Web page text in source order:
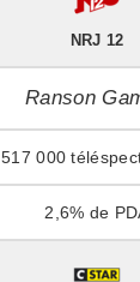
NRJ 12
Ranson
517 000
2,6%